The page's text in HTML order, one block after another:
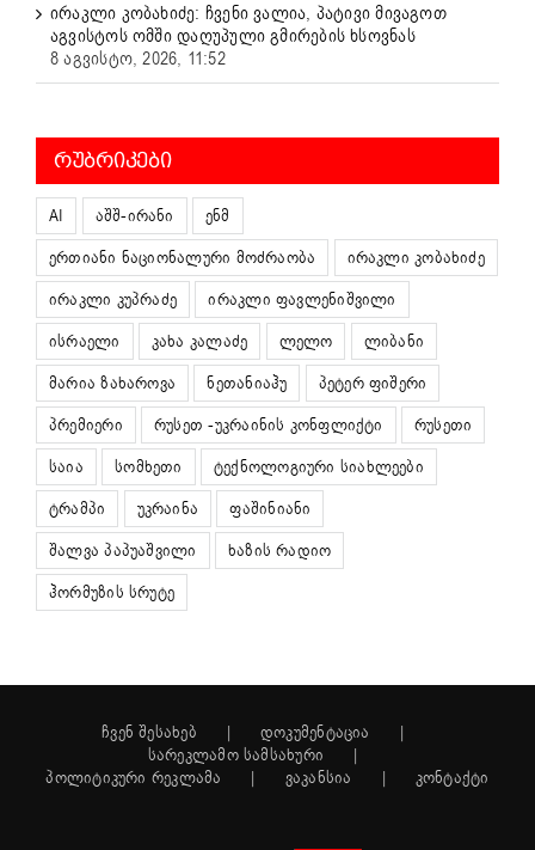
ირაკლი კობახიძე: ჩვენი ვალია, პატივი მივაგოთ
აგვისტოს ომში დაღუპული გმირების ხსოვნას
8 აგვისტო, 2026, 11:52
ᲠᲣᲑᲠᲘᲙᲔᲑᲘ
AI აშშ-ირანი
ენმ
ერთიანი ნაციონალური მოძრაობა
ირაკლი კობახიძე
ირაკლი კუპრაძე
ირაკლი ფავლენიშვილი
ისრაელი
კახა კალაძე ლელო
ლიბანი
მარია ზახაროვა
ნეთანიაჰუ
პეტერ ფიშერი
პრემიერი
რუსეთ -უკრაინის კონფლიქტი
რუსეთი
საია
სომხეთი
ტექნოლოგიური სიახლეები
ტრამპი
უკრაინა
ფაშინიანი
შალვა პაპუაშვილი
ხაზის რადიო
ჰორმუზის სრუტე
ჩვენ შესახებ
დოკუმენტაცია
სარეკლამო სამსახური
პოლიტიკური რეკლამა
ვაკანსია კონტაქტი